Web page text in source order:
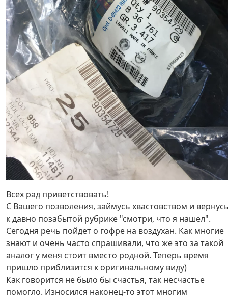
Всех рад приветствовать!
С Вашего позволения, займусь хвастовством и
к давно позабытой рубрике "смотри, что я нашел".
Сегодня речь пойдет о гофре на воздухан. Как многие
знают и очень часто спрашивали, что же это за такой
аналог у меня стоит вместо родной. Теперь время
пришло приблизится к оригинальному виду)
Как говорится не было бы счастья, так несчастье
помогло. Износился наконец-то этот многим